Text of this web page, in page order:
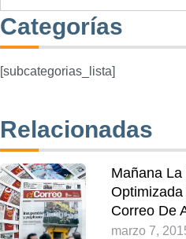
Categorías
[subcategorias_lista]
Relacionadas
Mañana
Optimizada
Correo De
marzo 7,